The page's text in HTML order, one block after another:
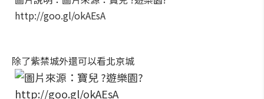
http://goo.gl/okAEsA
除了紫禁城外還可以看北京城